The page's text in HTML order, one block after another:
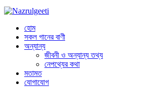
হোম
সকল গানের বাণী
অন্যান্য
জীবনী ও অন্যান্য তথ্য
নেপথ্যের কথা
মতামত
যোগাযোগ